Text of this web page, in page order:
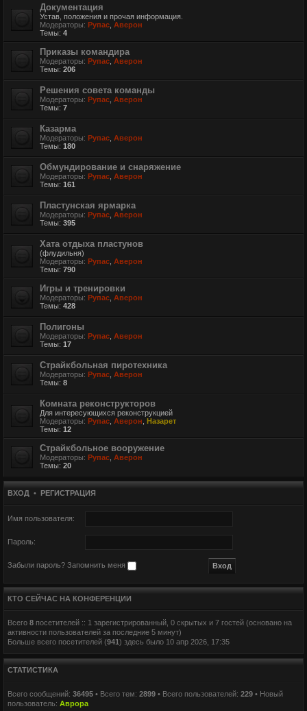
Документация
Устав, положения и прочая информация.
Модераторы: Рупас Аверон
Темы: 4
Приказы командира
Модераторы: Рупас Аверон
Темы: 206
Решения совета команды
Модераторы: Рупас Аверон
Темы: 7
Казарма
Модераторы: Рупас Аверон
Темы: 180
Обмундирование и снаряжение
Модераторы: Рупас Аверон
Темы: 161
Пластунская ярмарка
Модераторы: Рупас Аверон
Темы: 395
Хата отдыха пластунов
(флудильня)
Модераторы: Рупас Аверон
Темы: 790
Игры и тренировки
Модераторы: Рупас Аверон
Темы: 428
Полигоны
Модераторы: Рупас Аверон
Темы: 17
Страйкбольная пиротехника
Модераторы: Рупас Аверон
Темы: 8
Комната реконструкторов
Для интересующихся реконструкцией
Модераторы: Рупас Аверон Назарет
Темы: 12
Страйкбольное вооружение
Модераторы: Рупас Аверон
Темы: 20
ВХОД • РЕГИСТРАЦИЯ
Имя пользователя:
Пароль:
Забыли пароль? Запомнить меня
КТО СЕЙЧАС НА КОНФЕРЕНЦИИ
Всего 8 посетителей :: 1 зарегистрированный, 0 скрытых и 7 гостей (основано на
активности пользователей за последние 5 минут)
Больше всего посетителей (941) здесь было 10 апр 2026, 17:35
СТАТИСТИКА
Всего сообщений: 36495 • Всего тем: 2899 • Всего пользователей: 229 • Новый
пользователь: Аврора